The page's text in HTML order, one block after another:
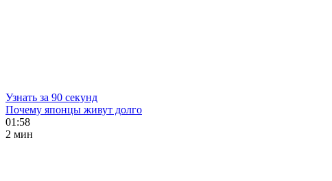
Узнать за 90 секунд
Почему японцы живут долго
01:58
2 мин